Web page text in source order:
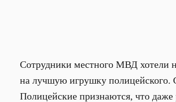
Сотрудники местного МВД хотели
на лучшую игрушку полицейского.
Полицейские признаются, что даже